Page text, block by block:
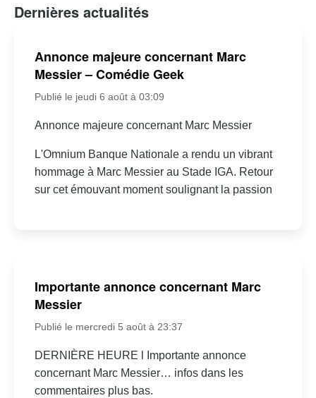
Dernières actualités
Annonce majeure concernant Marc
Messier – Comédie Geek
Publié le jeudi 6 août à 03:09
Annonce majeure concernant Marc Messier
L'Omnium Banque Nationale a rendu un vibrant
hommage à Marc Messier au Stade IGA. Retour
sur cet émouvant moment soulignant la passion
Importante annonce concernant Marc
Messier
Publié le mercredi 5 août à 23:37
DERNIÈRE HEURE l Importante annonce
concernant Marc Messier… infos dans les
commentaires plus bas.